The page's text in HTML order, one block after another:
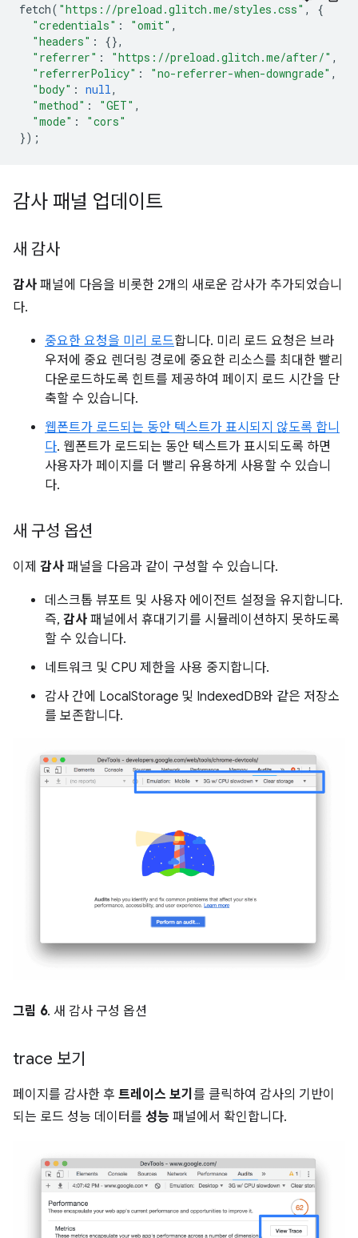
fetch( "https://preload.glitch.me/styles.css" ,
{
"credentials" : "omit" ,
"headers" :
{},
"referrer" : "https://preload.glitch.me/after/" ,
"referrerPolicy" : "no-referrer-when-downgrade" ,
"body" : null,
"method" : "GET" ,
"mode" :
"cors"
});
감사 패널 업데이트
새 감사
감사 패널에 다음을 비롯한 2개의 새로운 감사가 추가되었습니
다.
중요한 요청을 미리 로드합니다. 미리 로드 요청은 브라
우저에 중요 렌더링 경로에 중요한 리소스를 최대한 빨리
다운로드하도록 힌트를 제공하여 페이지 로드 시간을 단
축할 수 있습니다.
웹폰트가 로드되는 동안 텍스트가 표시되지 않도록 합니
다. 웹폰트가 로드되는 동안 텍스트가 표시되도록 하면
사용자가 페이지를 더 빨리 유용하게 사용할 수 있습니
다.
새 구성 옵션
이제 감사 패널을 다음과 같이 구성할 수 있습니다.
데스크톱 뷰포트 및 사용자 에이전트 설정을 유지합니다.
즉, 감사 패널에서 휴대기기를 시뮬레이션하지 못하도록
할 수 있습니다.
네트워크 및 CPU 제한을 사용 중지합니다.
감사 간에 LocalStorage 및 IndexedDB와 같은 저장소
를 보존합니다.
그림 6. 새 감사 구성 옵션
trace 보기
페이지를 감사한 후 트레이스 보기 를 클릭하여 감사의 기반이
되는 로드 성능 데이터를 성능 패널에서 확인합니다.